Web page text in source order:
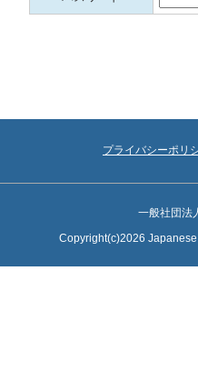
プライバシーポリ
一般社団法
Copyright(c)2026